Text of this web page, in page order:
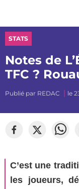
STATS
Notes de
TFC ?
Publié par REDAC le
C’est une
les joueurs,